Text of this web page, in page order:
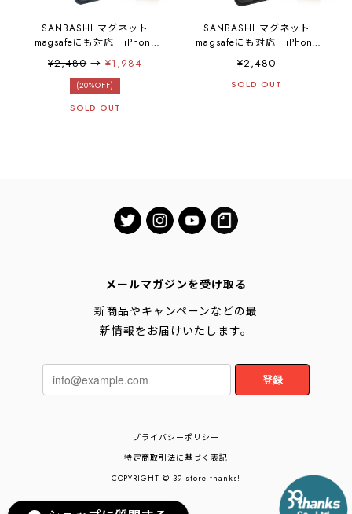
SANBASHI マグネット
magsafeにも対応 iPhone
12スタンド androidスマホ
もOK くるっと装着 着脱簡
単スマートカードケース
充電対応 iPhone12全シリ
W」と併用OK！
¥2,480→¥1,984
(20%OFF)
SOLD OUT
SANBASHI マグネット
magsafeにも対応 iPhone
12スタンド androidスマホ
もOK くるっと装着 着脱簡
単スマートカードケース
W」と併用OK！ ブラック
¥2,480
SOLD OUT
メールマガジンを受け取る
新商品やキャンペーンなどの最
新情報をお届けいたします。
登録
プライバシーポリシー
特定商取引法に基づく表記
COPYRIGHT © 39 store thanks!